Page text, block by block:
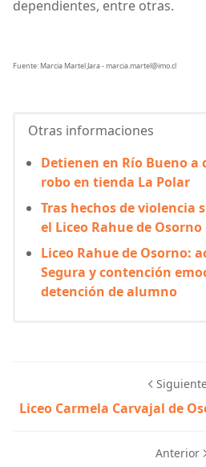
dependientes, entre otras.
Fuente: Marcia Martel Jara - marcia.martel@imo.cl
Otras informaciones
Detienen en Río Bueno a
robo en tienda La Polar
Tras hechos de violencia
el Liceo Rahue de Osorno
Liceo Rahue de Osorno:
Segura y contención
detención de alumno
Liceo Carmela Carvajal de
Anterior